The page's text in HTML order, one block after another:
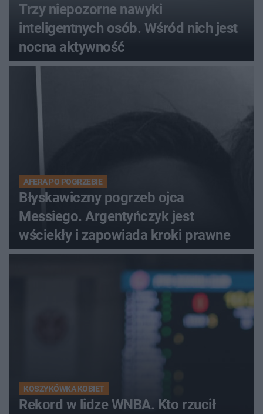
Trzy niepozorne nawyki
inteligentnych osób. Wśród nich jest
nocna aktywność
AFERA PO POGRZEBIE
Błyskawiczny pogrzeb ojca
Messiego. Argentyńczyk jest
wściekły i zapowiada kroki prawne
KOSZYKÓWKA KOBIET
Rekord w lidze WNBA. Kto rzucił